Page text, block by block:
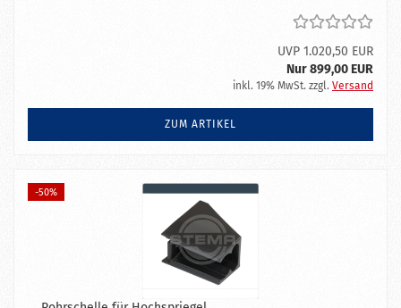
UVP 1.020,50 EUR
Nur 899,00 EUR
inkl. 19% MwSt. zzgl. Versand
ZUM ARTIKEL
-50%